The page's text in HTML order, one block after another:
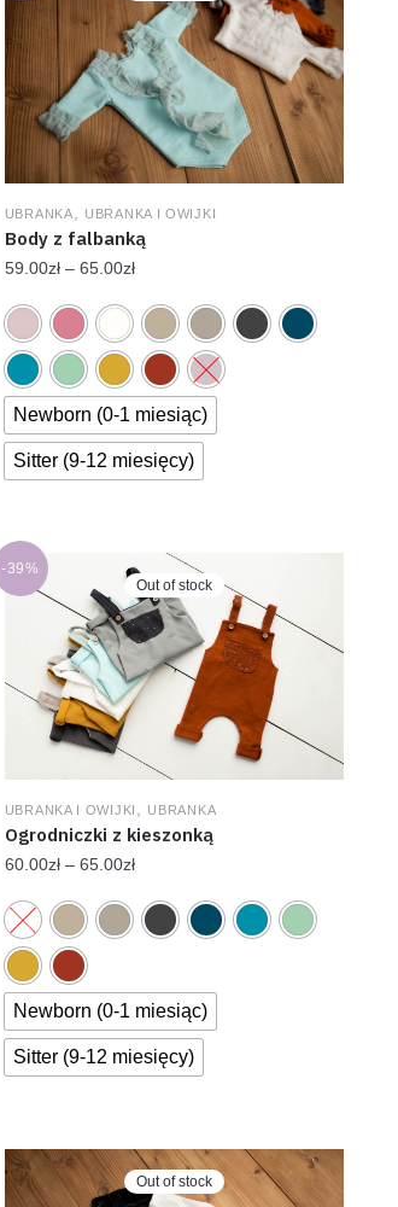
UBRANKA UBRANKA I OWIJKI
Body z falbanką
59.00zł– 65.00zł
Newborn (0-1 miesiąc)
Sitter (9-12 miesięcy)
Out of stock
-39%
UBRANKA I OWIJKI UBRANKA
Ogrodniczki z kieszonką
60.00zł– 65.00zł
Newborn (0-1 miesiąc)
Sitter (9-12 miesięcy)
Out of stock